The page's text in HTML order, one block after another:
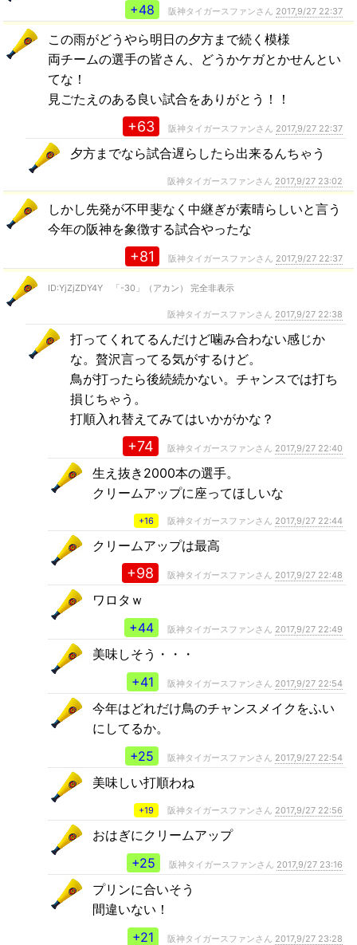
+48
阪神タイガースファンさん 2017,9/27 22:37
この雨がどうやら明日の夕方まで続く模様
両チームの選手の皆さん、どうかケガとかせんとい
てな！
見ごたえのある良い試合をありがとう！！
+63 阪神タイガースファンさん 2017,9/27 22:37
夕方までなら試合遅らしたら出来るんちゃう
阪神タイガースファンさん 2017,9/27 23:02
しかし先発が不甲斐なく中継ぎが素晴らしいと言う
今年の阪神を象徴する試合やったな
+81 阪神タイガースファンさん 2017,9/27 22:37
ID:YjZjZDY4Y 「-30」（アカン） 完全非表示
阪神タイガースファンさん 2017,9/27 22:38
打ってくれてるんだけど噛み合わない感じか
な。贅沢言ってる気がするけど。
鳥が打ったら後続続かない。チャンスでは打ち
損じちゃう。
打順入れ替えてみてはいかがかな？
+74 阪神タイガースファンさん 2017,9/27 22:40
生え抜き2000本の選手。
クリームアップに座ってほしいな
+16 阪神タイガースファンさん 2017,9/27 22:44
クリームアップは最高
+98 阪神タイガースファンさん 2017,9/27 22:48
ワロタｗ
+44
阪神タイガースファンさん 2017,9/27 22:49
美味しそう・・・
+41
阪神タイガースファンさん 2017,9/27 22:54
今年はどれだけ鳥のチャンスメイクをふい
にしてるか。
+25
阪神タイガースファンさん 2017,9/27 22:54
美味しい打順わね
+19 阪神タイガースファンさん 2017,9/27 22:56
おはぎにクリームアップ
+25
阪神タイガースファンさん 2017,9/27 23:16
プリンに合いそう
間違いない！
+21
阪神タイガースファンさん 2017,9/27 23:28